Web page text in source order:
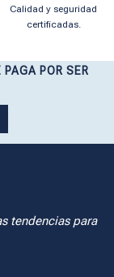
Calidad y seguridad
certificadas.
POR SER
tendencias para